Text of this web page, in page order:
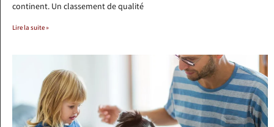
continent. Un classement de qualité
Lire la suite »